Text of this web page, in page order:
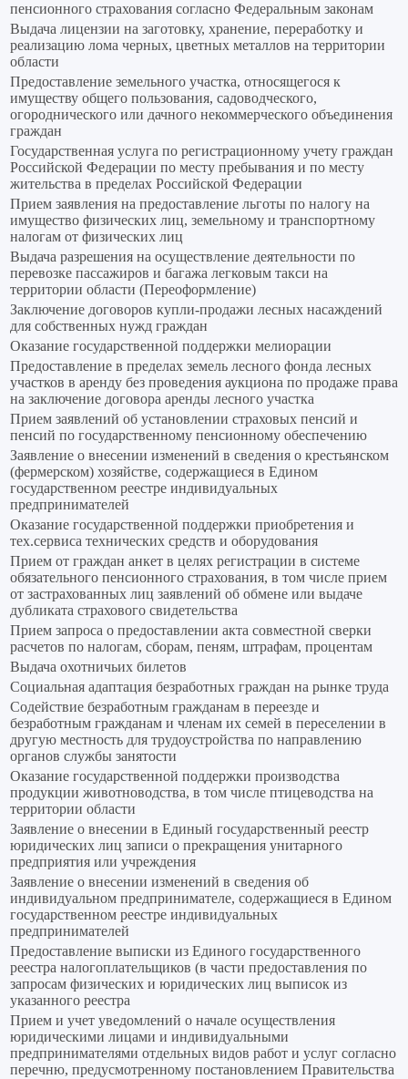
пенсионного страхования согласно Федеральным законам
Выдача лицензии на заготовку, хранение, переработку и
реализацию лома черных, цветных металлов на территории
области
Предоставление земельного участка, относящегося к
имуществу общего пользования, садоводческого,
огороднического или дачного некоммерческого объединения
граждан
Государственная услуга по регистрационному учету граждан
Российской Федерации по месту пребывания и по месту
жительства в пределах Российской Федерации
Прием заявления на предоставление льготы по налогу на
имущество физических лиц, земельному и транспортному
налогам от физических лиц
Выдача разрешения на осуществление деятельности по
перевозке пассажиров и багажа легковым такси на
территории области (Переоформление)
Заключение договоров купли-продажи лесных насаждений
для собственных нужд граждан
Оказание государственной поддержки мелиорации
Предоставление в пределах земель лесного фонда лесных
участков в аренду без проведения аукциона по продаже права
на заключение договора аренды лесного участка
Прием заявлений об установлении страховых пенсий и
пенсий по государственному пенсионному обеспечению
Заявление о внесении изменений в сведения о крестьянском
(фермерском) хозяйстве, содержащиеся в Едином
государственном реестре индивидуальных
предпринимателей
Оказание государственной поддержки приобретения и
тех.сервиса технических средств и оборудования
Прием от граждан анкет в целях регистрации в системе
обязательного пенсионного страхования, в том числе прием
от застрахованных лиц заявлений об обмене или выдаче
дубликата страхового свидетельства
Прием запроса о предоставлении акта совместной сверки
расчетов по налогам, сборам, пеням, штрафам, процентам
Выдача охотничьих билетов
Социальная адаптация безработных граждан на рынке труда
Содействие безработным гражданам в переезде и
безработным гражданам и членам их семей в переселении в
другую местность для трудоустройства по направлению
органов службы занятости
Оказание государственной поддержки производства
продукции животноводства, в том числе птицеводства на
территории области
Заявление о внесении в Единый государственный реестр
юридических лиц записи о прекращения унитарного
предприятия или учреждения
Заявление о внесении изменений в сведения об
индивидуальном предпринимателе, содержащиеся в Едином
государственном реестре индивидуальных
предпринимателей
Предоставление выписки из Единого государственного
реестра налогоплательщиков (в части предоставления по
запросам физических и юридических лиц выписок из
указанного реестра
Прием и учет уведомлений о начале осуществления
юридическими лицами и индивидуальными
предпринимателями отдельных видов работ и услуг согласно
перечню, предусмотренному постановлением Правительства